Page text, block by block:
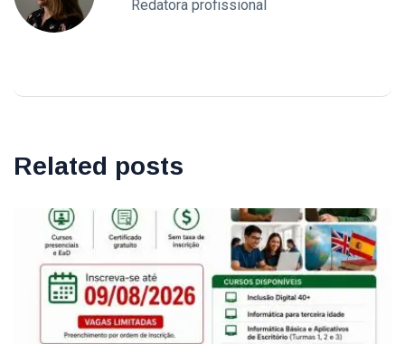
Redatora profissional
Related posts